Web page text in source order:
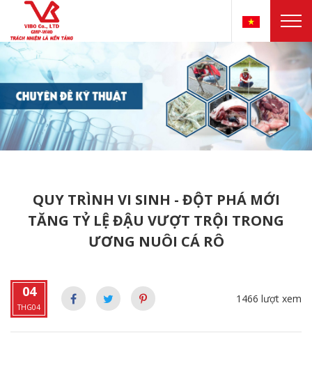
QUY TRÌNH VI SINH - ĐỘT PHÁ MỚI
TĂNG TỶ LỆ ĐẬU VƯỢT TRỘI TRONG
ƯƠNG NUÔI CÁ RÔ
04
THG04
1466 lượt xem